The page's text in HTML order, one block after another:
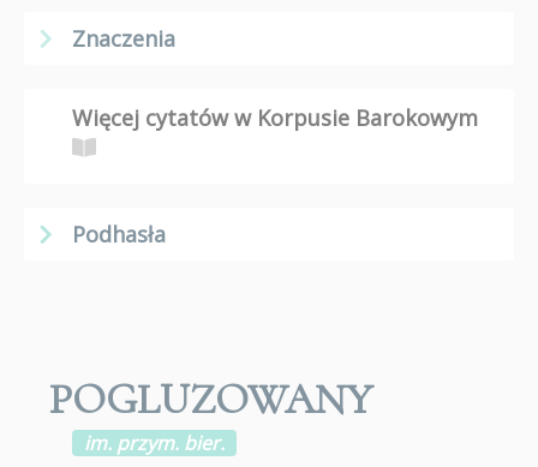
Znaczenia
Więcej cytatów w Korpusie Barokowym
Podhasła
POGLUZOWANY
im. przym. bier.